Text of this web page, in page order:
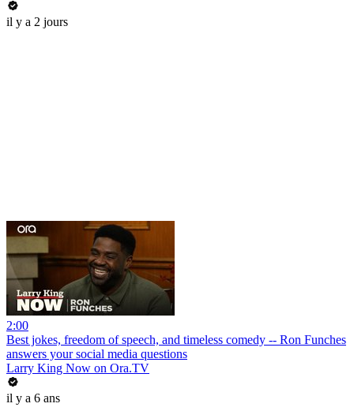
il y a 2 jours
2:00
Best jokes, freedom of speech, and timeless comedy -- Ron Funches
answers your social media questions
Larry King Now on Ora.TV
il y a 6 ans